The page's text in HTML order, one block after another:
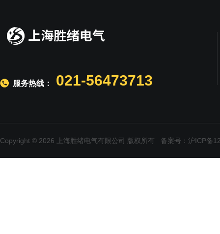
服务热线： 021-56473713
Copyright © 2026 上海胜绪电气有限公司 版权所有 备案号：沪ICP备